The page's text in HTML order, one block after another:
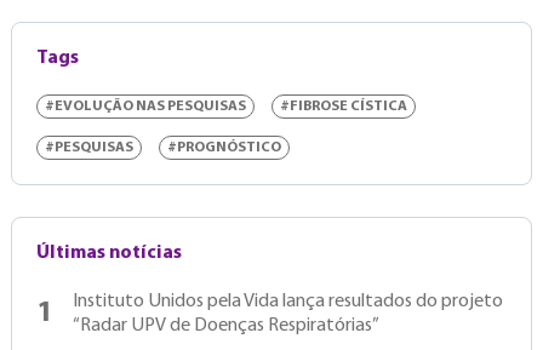
Tags
#EVOLUÇÃO NAS PESQUISAS #FIBROSE CÍSTICA
#PESQUISAS #PROGNÓSTICO
Últimas notícias
1
Instituto Unidos pela Vida lança resultados do projeto
“Radar UPV de Doenças Respiratórias”